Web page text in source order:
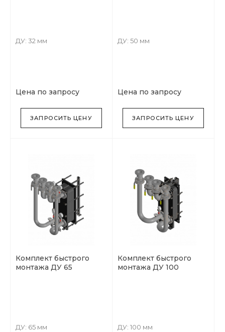
ДУ: 32 мм
Цена по запросу
ЗАПРОСИТЬ ЦЕНУ
ДУ: 50 мм
Цена по запросу
ЗАПРОСИТЬ ЦЕНУ
Комплект быстрого
монтажа ДУ 65
ДУ: 65 мм
Комплект быстрого
монтажа ДУ 100
ДУ: 100 мм